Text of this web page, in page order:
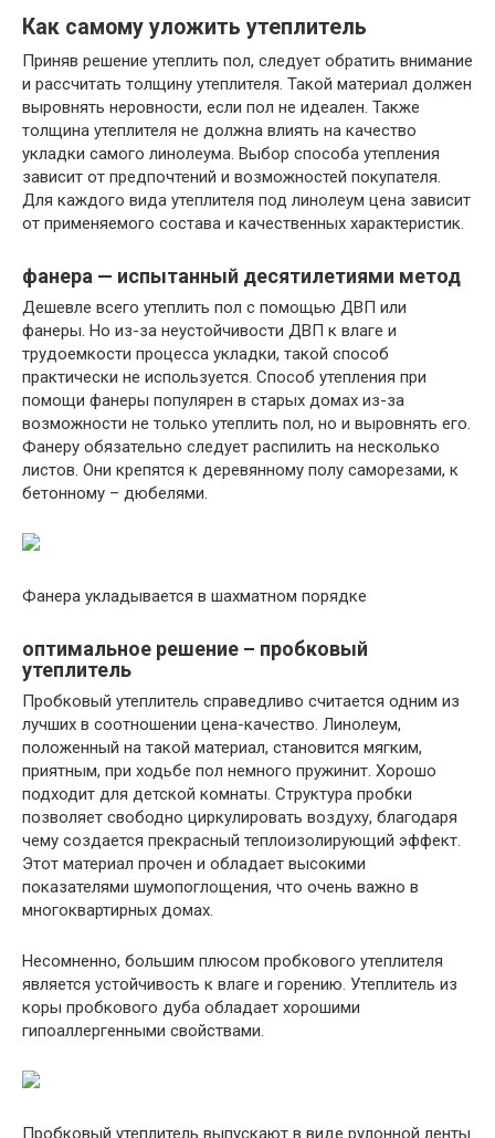
Как самому уложить утеплитель
Приняв решение утеплить пол, следует обратить внимание
и рассчитать толщину утеплителя. Такой материал должен
выровнять неровности, если пол не идеален. Также
толщина утеплителя не должна влиять на качество
укладки самого линолеума. Выбор способа утепления
зависит от предпочтений и возможностей покупателя.
Для каждого вида утеплителя под линолеум цена зависит
от применяемого состава и качественных характеристик.
фанера — испытанный десятилетиями метод
Дешевле всего утеплить пол с помощью ДВП или
фанеры. Но из-за неустойчивости ДВП к влаге и
трудоемкости процесса укладки, такой способ
практически не используется. Способ утепления при
помощи фанеры популярен в старых домах из-за
возможности не только утеплить пол, но и выровнять его.
Фанеру обязательно следует распилить на несколько
листов. Они крепятся к деревянному полу саморезами, к
бетонному – дюбелями.
Фанера укладывается в шахматном порядке
оптимальное решение – пробковый
утеплитель
Пробковый утеплитель справедливо считается одним из
лучших в соотношении цена-качество. Линолеум,
положенный на такой материал, становится мягким,
приятным, при ходьбе пол немного пружинит. Хорошо
подходит для детской комнаты. Структура пробки
позволяет свободно циркулировать воздуху, благодаря
чему создается прекрасный теплоизолирующий эффект.
Этот материал прочен и обладает высокими
показателями шумопоглощения, что очень важно в
многоквартирных домах.
Несомненно, большим плюсом пробкового утеплителя
является устойчивость к влаге и горению. Утеплитель из
коры пробкового дуба обладает хорошими
гипоаллергенными свойствами.
Пробковый утеплитель выпускают в виде рулонной ленты